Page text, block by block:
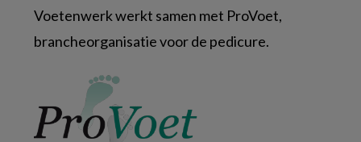
Voetenwerk werkt samen met ProVoet,
brancheorganisatie voor de pedicure.